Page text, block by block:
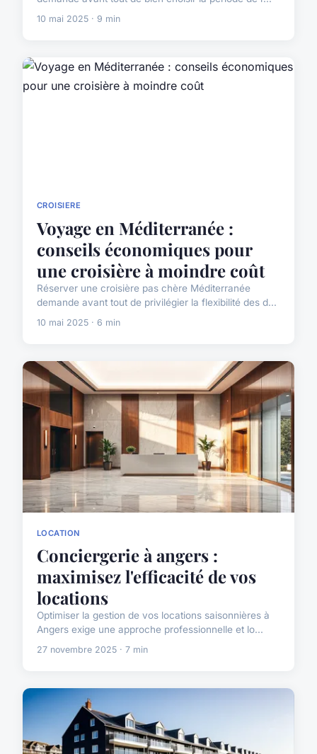
10 mai 2025 · 9 min
CROISIERE
Voyage en Méditerranée :
conseils économiques pour
une croisière à moindre coût
Réserver une croisière pas chère Méditerranée
demande avant tout de privilégier la flexibilité des d...
10 mai 2025 · 6 min
LOCATION
Conciergerie à angers :
maximisez l'efficacité de vos
locations
Optimiser la gestion de vos locations saisonnières à
Angers exige une approche professionnelle et lo...
27 novembre 2025 · 7 min